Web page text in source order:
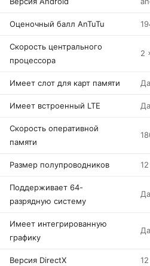
Оценочный балл AnTuTu
Скорость центрального
процессора
2
Имеет слот для карт памяти Да
Имеет встроенный LTE Да
Скорость оперативной
памяти
Размер полупроводников
Поддерживает 64-
разрядную систему
Да
Имеет интегрированную
графику
Да
Версия DirectX 12